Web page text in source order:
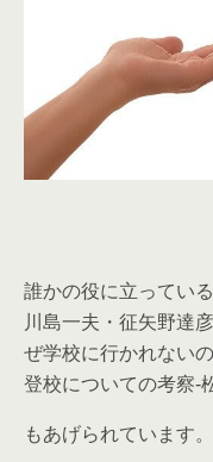
誰かの役に立ってい
川島一夫・征矢野達
ぜ学校に行かれない
登校についての考察-
もあげられています。